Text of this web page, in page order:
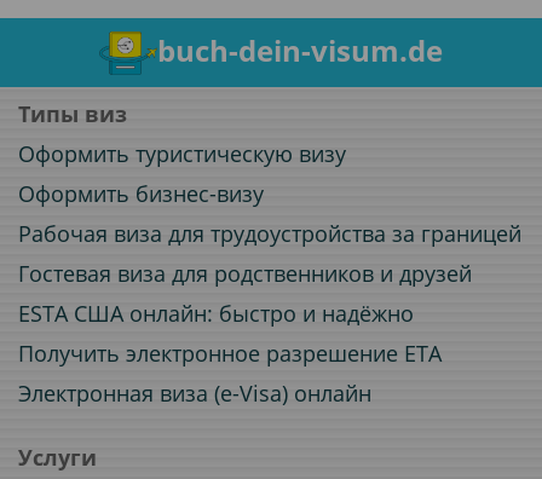
buch-dein-visum.de
Типы виз
Оформить туристическую визу
Оформить бизнес-визу
Рабочая виза для трудоустройства за границей
Гостевая виза для родственников и друзей
ESTA США онлайн: быстро и надёжно
Получить электронное разрешение ETA
Электронная виза (e-Visa) онлайн
Услуги